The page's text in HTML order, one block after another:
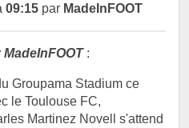
09:15 par MadeInFOOT
MadeInFOOT:
Groupama Stadium ce
le Toulouse FC,
Martinez Novell s'attend